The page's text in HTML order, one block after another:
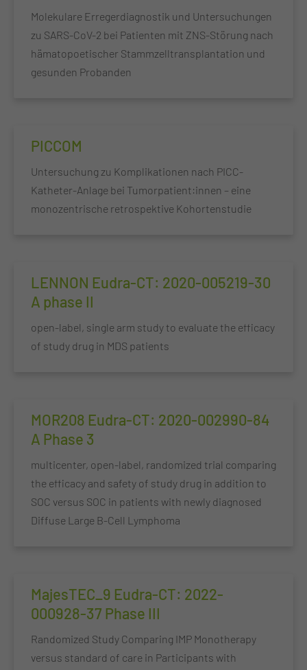
Molekulare Erregerdiagnostik und Untersuchungen
zu SARS-CoV-2 bei Patienten mit ZNS-Störung nach
hämatopoetischer Stammzelltransplantation und
gesunden Probanden
PICCOM
Untersuchung zu Komplikationen nach PICC-
Katheter-Anlage bei Tumorpatient:innen – eine
monozentrische retrospektive Kohortenstudie
LENNON Eudra-CT: 2020-005219-30
A phase II
open-label, single arm study to evaluate the efficacy
of study drug in MDS patients
MOR208 Eudra-CT: 2020-002990-84
A Phase 3
multicenter, open-label, randomized trial comparing
the efficacy and safety of study drug in addition to
SOC versus SOC in patients with newly diagnosed
Diffuse Large B-Cell Lymphoma
MajesTEC_9 Eudra-CT: 2022-
000928-37 Phase III
Randomized Study Comparing IMP Monotherapy
versus standard of care in Participants with